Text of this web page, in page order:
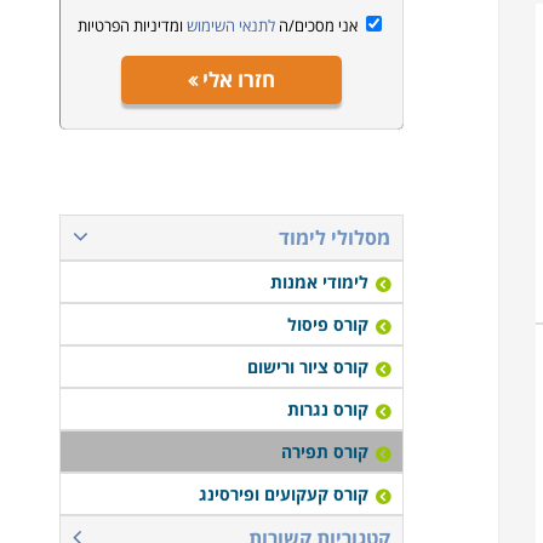
אני מסכים/הלתנאי השימוש ומדיניות הפרטיות
חזרו אלי
מסלולי לימוד
לימודי אמנות
קורס פיסול
קורס ציור ורישום
קורס נגרות
קורס תפירה
קורס קעקועים ופירסינג